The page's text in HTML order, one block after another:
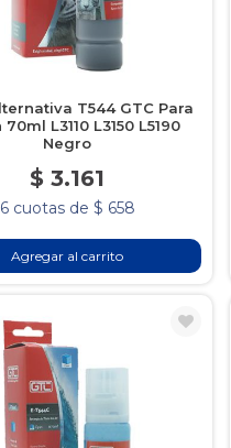
T544 GTC Para
70ml L3110 L3150 L5190
Negro
$ 3.161
6 cuotas de $ 658
Agregar al carrito